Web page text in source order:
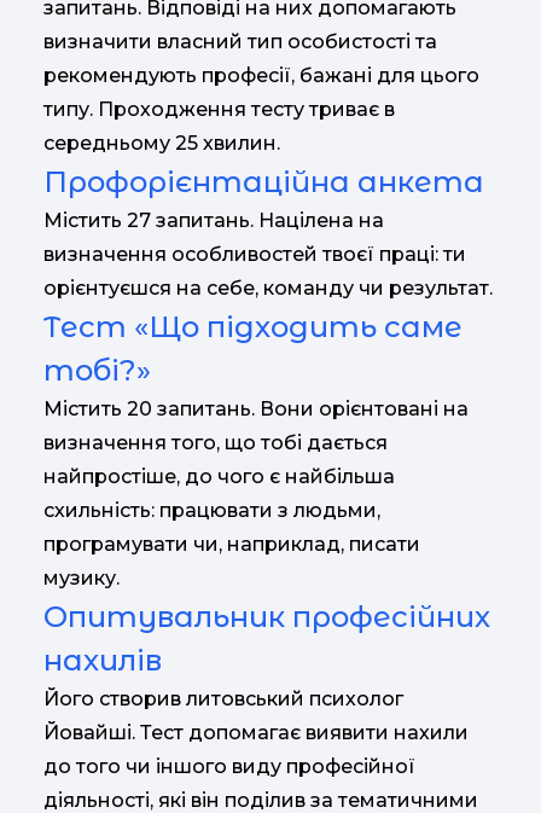
запитань. Відповіді на них допомагають
визначити власний тип особистості та
рекомендують професії, бажані для цього
типу. Проходження тесту триває в
середньому 25 хвилин.
Профорієнтаційна анкета
Містить 27 запитань. Націлена на
визначення особливостей твоєї праці: ти
орієнтуєшся на себе, команду чи результат.
Тест «Що підходить саме
тобі?»
Містить 20 запитань. Вони орієнтовані на
визначення того, що тобі дається
найпростіше, до чого є найбільша
схильність: працювати з людьми,
програмувати чи, наприклад, писати
музику.
Опитувальник професійних
нахилів
Його створив литовський психолог
Йовайші. Тест допомагає виявити нахили
до того чи іншого виду професійної
діяльності, які він поділив за тематичними